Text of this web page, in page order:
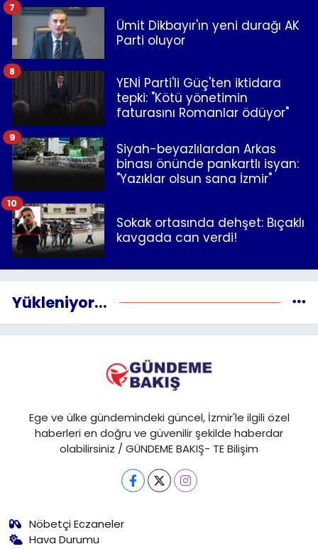
Ümit Dikbayır'ın yeni durağı AK
Parti oluyor
7
YENİ Parti'li Güç'ten iktidara
tepki: "Kötü yönetimin
faturasını Romanlar ödüyor"
8
Siyah-beyazlılardan Arkas
binası önünde pankartlı isyan:
"Yazıklar olsun sana İzmir"
9
Sokak ortasında dehşet: Bıçaklı
kavgada can verdi!
10
Yükleniyor...
Ege ve ülke gündemindeki güncel, İzmir'le ilgili özel
haberleri en doğru ve güvenilir şekilde haberdar
olabilirsiniz / GÜNDEME BAKIŞ- TE Bilişim
Nöbetçi Eczaneler
Hava Durumu